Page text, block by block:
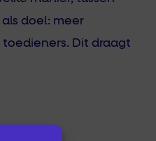
doel: meer
toedieners. Dit draagt